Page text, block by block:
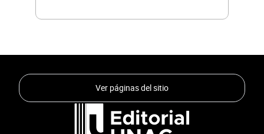
Ver páginas del sitio